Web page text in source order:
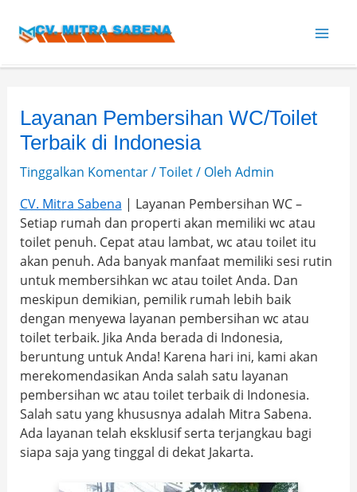
konten
Layanan Pembersihan WC/Toilet
Terbaik di Indonesia
Tinggalkan Komentar/Toilet/ Oleh Admin
CV. Mitra Sabena | Layanan Pembersihan WC –
Setiap rumah dan properti akan memiliki wc atau
toilet penuh. Cepat atau lambat, wc atau toilet itu
akan penuh. Ada banyak manfaat memiliki sesi rutin
untuk membersihkan wc atau toilet Anda. Dan
meskipun demikian, pemilik rumah lebih baik
dengan menyewa layanan pembersihan wc atau
toilet terbaik. Jika Anda berada di Indonesia,
beruntung untuk Anda! Karena hari ini, kami akan
merekomendasikan Anda salah satu layanan
pembersihan wc atau toilet terbaik di Indonesia.
Salah satu yang khususnya adalah Mitra Sabena.
Ada layanan telah eksklusif serta terjangkau bagi
siapa saja yang tinggal di dekat Jakarta.
navigation